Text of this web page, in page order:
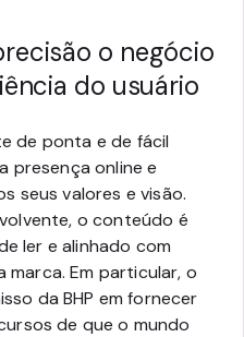
o negócio
do usuário
de ponta e de fácil
presença online e
seus valores e visão.
o conteúdo é
ler e alinhado com
Em particular, o
da BHP em fornecer
de que o mundo